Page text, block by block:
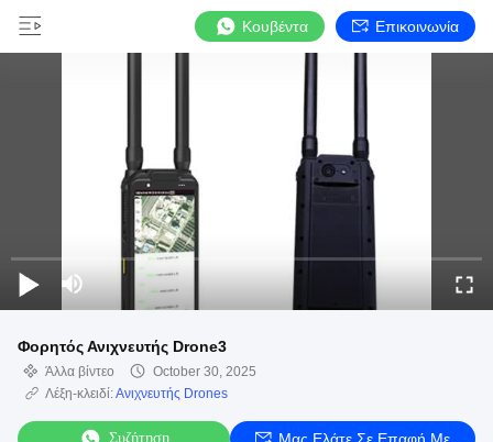
Κουβέντα Επικοινωνία
Φορητός Ανιχνευτής Drone3
Άλλα βίντεο
October 30, 2025
Λέξη-κλειδί:Ανιχνευτής Drones
Συζήτηση